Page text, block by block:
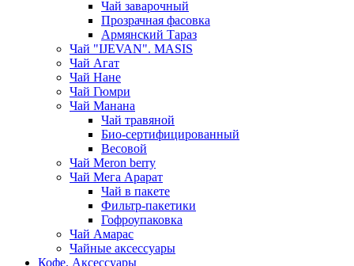
Чай заварочный
Прозрачная фасовка
Армянский Тараз
Чай "IJEVAN". MASIS
Чай Агат
Чай Нане
Чай Гюмри
Чай Манана
Чай травяной
Био-сертифицированный
Весовой
Чай Meron berry
Чай Мега Арарат
Чай в пакете
Фильтр-пакетики
Гофроупаковка
Чай Амарас
Чайные аксессуары
Кофе. Аксессуары